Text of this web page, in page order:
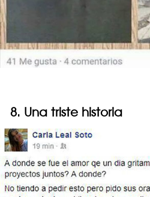
8. Una triste historia